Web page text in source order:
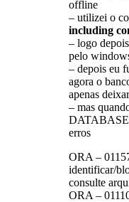
offline
– utilizei o
including
– logo
pelo
– depois eu
agora o
apenas
– mas
DATABASE
erros
ORA –
identificar/
consulte
ORA –